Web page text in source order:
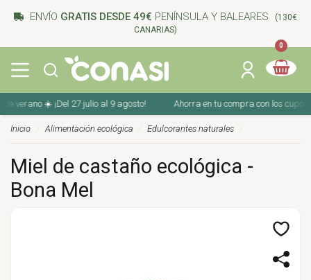
ENVÍO GRATIS DESDE 49€ PENÍNSULA Y BALEARES
(130€
CANARIAS)
0
☀️ ¡Del 27 julio al 9 agosto! Ahorra en tu compra con los
Inicio Alimentación ecológica Edulcorantes naturales
Miel de castaño ecológica -
Bona Mel